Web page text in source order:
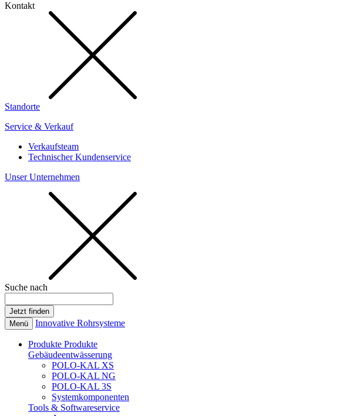
Kontakt
Standorte
Service & Verkauf
Verkaufsteam
Technischer Kundenservice
Unser Unternehmen
Suche nach
Menü Innovative Rohrsysteme
Produkte Produkte
Gebäudeentwässerung
POLO-KAL XS
POLO-KAL NG
POLO-KAL 3S
Systemkomponenten
Tools & Softwareservice